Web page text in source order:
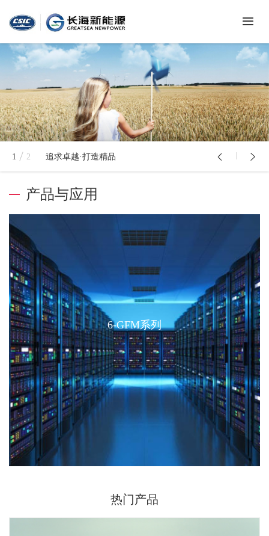
1 2 追求卓越·打造精品
产品与应用
6-GFM系列
电池主要应用于汽车起动、摩托车起动和船舶起动
等，产品供给全球知名配套厂商及售后市场。拥有
国际上先进..
6-GFM系列
热门产品
于
我
们
新
闻
中
与
见
题
我